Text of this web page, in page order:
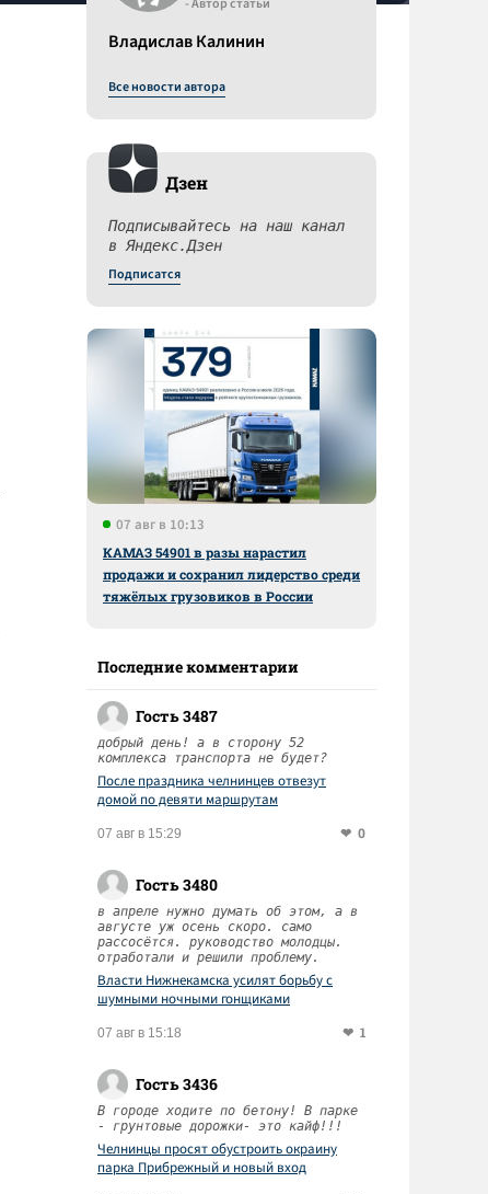
- Автор статьи
Владислав Калинин
Все новости автора
Дзен
Подписывайтесь на наш канал
в Яндекс.Дзен
Подписатся
07 авг в 10:13
КАМАЗ 54901 в разы нарастил
продажи и сохранил лидерство среди
тяжёлых грузовиков в России
Последние комментарии
Гость 3487
добрый день! а в сторону 52
комплекса транспорта не будет?
После праздника челнинцев отвезут
домой по девяти маршрутам
07 авг в 15:29 0
Гость 3480
в апреле нужно думать об этом, а в
августе уж осень скоро. само
рассосётся. руководство молодцы.
отработали и решили проблему.
Власти Нижнекамска усилят борьбу с
шумными ночными гонщиками
07 авг в 15:18 1
Гость 3436
В городе ходите по бетону! В парке
- грунтовые дорожки- это кайф!!!
Челнинцы просят обустроить окраину
парка Прибрежный и новый вход